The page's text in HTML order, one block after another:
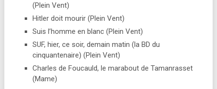
(Plein Vent)
Hitler doit mourir (Plein Vent)
Suis l’homme en blanc (Plein Vent)
SUF, hier, ce soir, demain matin (la BD du
cinquantenaire) (Plein Vent)
Charles de Foucauld, le marabout de Tamanrasset
(Mame)